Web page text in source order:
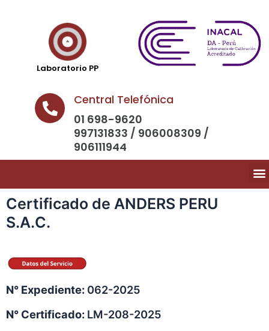
Laboratorio PP
Central Telefónica
01 698-9620
997131833 / 906008309 /
906111944
Certificado de ANDERS PERU
S.A.C.
N° Expediente: 062-2025
N° Certificado: LM-208-2025